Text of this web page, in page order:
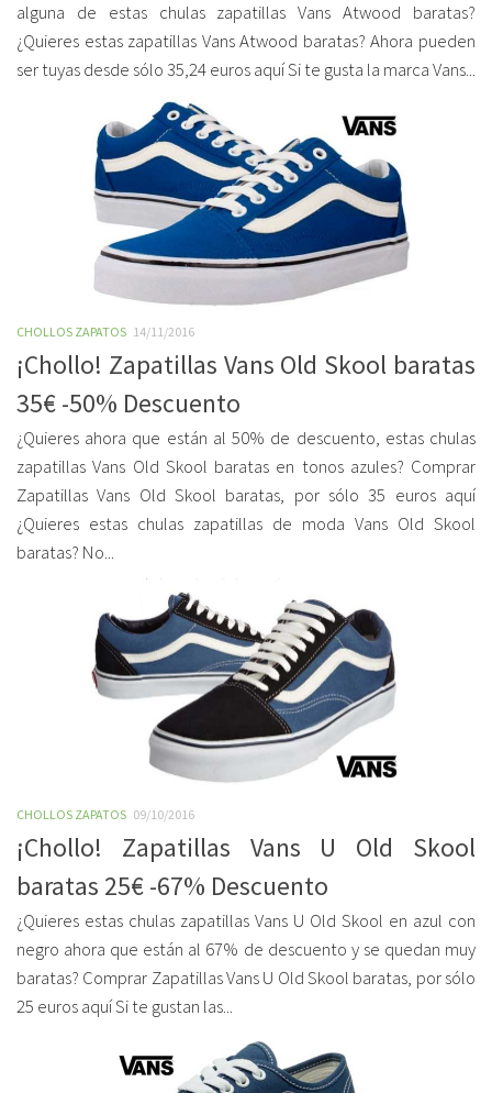
alguna de estas chulas zapatillas Vans Atwood baratas?
¿Quieres estas zapatillas Vans Atwood baratas? Ahora pueden
ser tuyas desde sólo 35,24 euros aquí Si te gusta la marca Vans...
CHOLLOS ZAPATOS 14/11/2016
¡Chollo! Zapatillas Vans Old Skool baratas
35€ -50% Descuento
¿Quieres ahora que están al 50% de descuento, estas chulas
zapatillas Vans Old Skool baratas en tonos azules? Comprar
Zapatillas Vans Old Skool baratas, por sólo 35 euros aquí
¿Quieres estas chulas zapatillas de moda Vans Old Skool
baratas? No...
CHOLLOS ZAPATOS 09/10/2016
¡Chollo! Zapatillas Vans U Old Skool
baratas 25€ -67% Descuento
¿Quieres estas chulas zapatillas Vans U Old Skool en azul con
negro ahora que están al 67% de descuento y se quedan muy
baratas? Comprar Zapatillas Vans U Old Skool baratas, por sólo
25 euros aquí Si te gustan las...